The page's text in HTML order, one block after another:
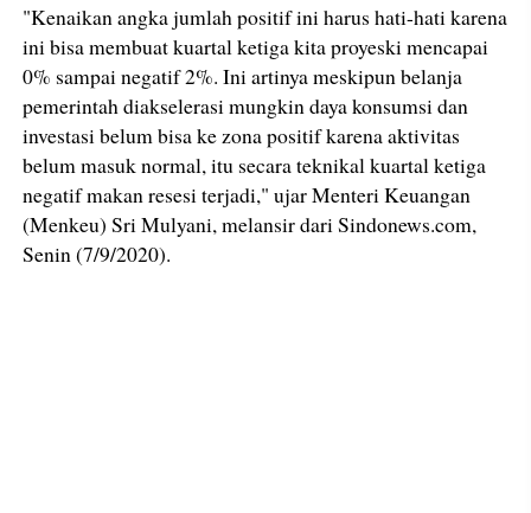
"Kenaikan angka jumlah positif ini harus hati-hati karena
ini bisa membuat kuartal ketiga kita proyeski mencapai
0% sampai negatif 2%. Ini artinya meskipun belanja
pemerintah diakselerasi mungkin daya konsumsi dan
investasi belum bisa ke zona positif karena aktivitas
belum masuk normal, itu secara teknikal kuartal ketiga
negatif makan resesi terjadi," ujar Menteri Keuangan
(Menkeu) Sri Mulyani, melansir dari Sindonews.com,
Senin (7/9/2020).